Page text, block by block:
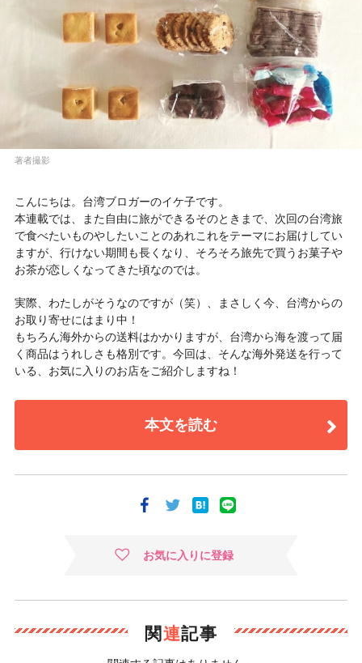
著者撮影
こんにちは。台湾ブロガーのイケ子です。
本連載では、また自由に旅ができるそのときまで、次回の台湾旅
で食べたいものやしたいことのあれこれをテーマにお届けしてい
ますが、行けない期間も長くなり、そろそろ旅先で買うお菓子や
お茶が恋しくなってきた頃なのでは。
実際、わたしがそうなのですが（笑）、まさしく今、台湾からの
お取り寄せにはまり中！
もちろん海外からの送料はかかりますが、台湾から海を渡って届
く商品はうれしさも格別です。今回は、そんな海外発送を行って
いる、お気に入りのお店をご紹介しますね！
本文を読む
お気に入りに登録
関連記事